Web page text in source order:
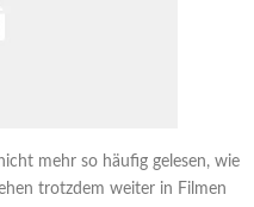
mehr so häufig gelesen, wie
trotzdem weiter in Filmen